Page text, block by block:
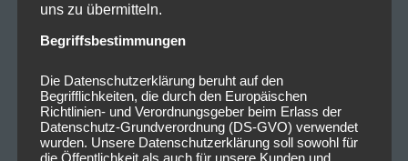
uns zu übermitteln.
Begriffsbestimmungen
Die Datenschutzerklärung beruht auf den
Begrifflichkeiten, die durch den Europäischen
Richtlinien- und Verordnungsgeber beim Erlass der
Datenschutz-Grundverordnung (DS-GVO) verwendet
wurden. Unsere Datenschutzerklärung soll sowohl für
die Öffentlichkeit als auch für unsere Kunden und